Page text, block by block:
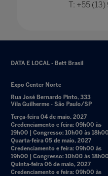
T: +55
DATA E LOCAL - Bett Brasil
Expo Center Norte
Rua José Bernardo Pinto, 333
Vila Guilherme - São Paulo/SP
Terça-feira 04 de maio, 2027
Credenciamento e feira: 09h00 às
19h00 | Congresso: 10h00 às 18h00
Quarta-feira 05 de maio, 2027
Credenciamento e feira: 09h00 às
19h00 | Congresso: 10h00 às 18h00
Quinta-feira 06 de maio, 2027
Credenciamento e feira: 09h00 às